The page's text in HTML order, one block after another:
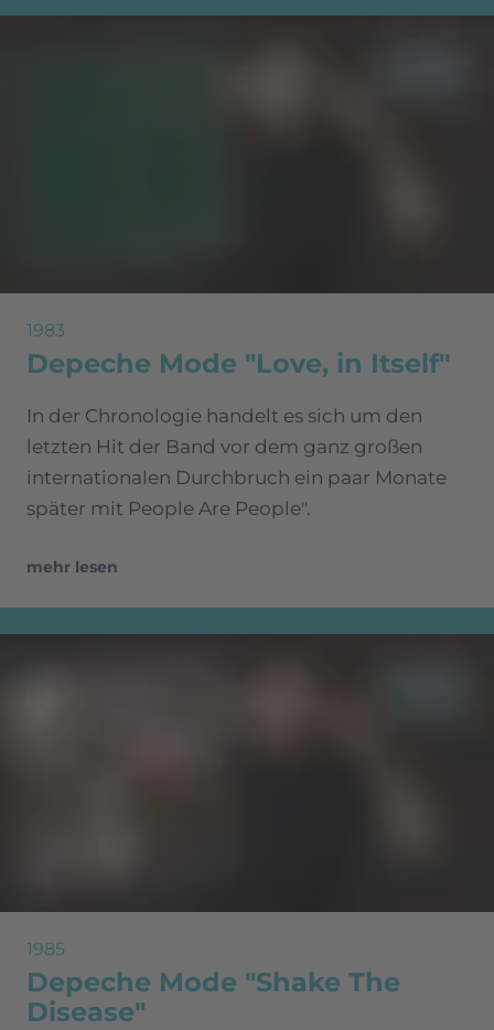
1983
Depeche Mode "Love, in Itself"
In der Chronologie handelt es sich um den
letzten Hit der Band vor dem ganz großen
internationalen Durchbruch ein paar Monate
später mit People Are People".
mehr lesen
1985
Depeche Mode "Shake The
Disease"